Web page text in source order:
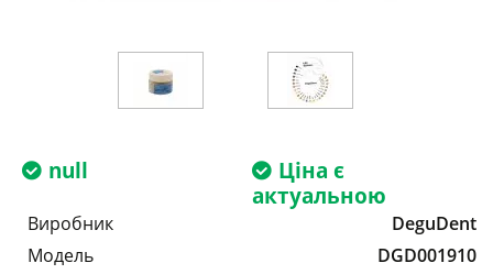
null
Ціна є
актуальною
Виробник
DeguDent
Модель
DGD001910